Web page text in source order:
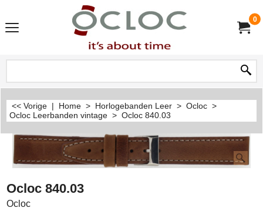
0
<< Vorige | Home > Horlogebanden Leer > Ocloc >
Ocloc Leerbanden vintage > Ocloc 840.03
Ocloc 840.03
Ocloc